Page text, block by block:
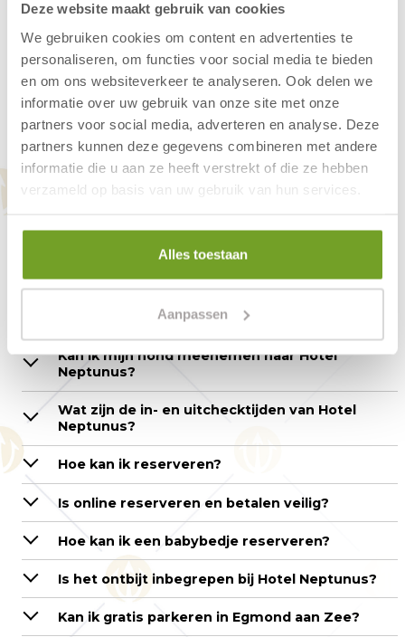
Deze website maakt gebruik van cookies
We gebruiken cookies om content en advertenties te
personaliseren, om functies voor social media te bieden
en om ons websiteverkeer te analyseren. Ook delen we
informatie over uw gebruik van onze site met onze
partners voor social media, adverteren en analyse. Deze
partners kunnen deze gegevens combineren met andere
informatie die u aan ze heeft verstrekt of die ze hebben
verzameld op basis van uw gebruik van hun services.
Alles toestaan
Aanpassen
dorpscentrum is op 450 meter en het strand op
ongeveer 600 meter gelegen van het hotel. In
het prettige ontbijtrestaurant begint u de dag
uitstekend met een heerlijk ontbijt.
Vragen over
arrangementen - Hotel
Neptunus
Kan ik mijn hond meenemen naar Hotel
Neptunus?
Wat zijn de in- en uitchecktijden van Hotel
Neptunus?
Hoe kan ik reserveren?
Is online reserveren en betalen veilig?
Hoe kan ik een babybedje reserveren?
Is het ontbijt inbegrepen bij Hotel Neptunus?
Kan ik gratis parkeren in Egmond aan Zee?